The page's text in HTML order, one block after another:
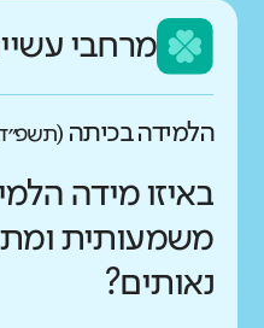
מרחבי
הלמידה בכיתה
באיזו מידה
משמעותית
נאותים?